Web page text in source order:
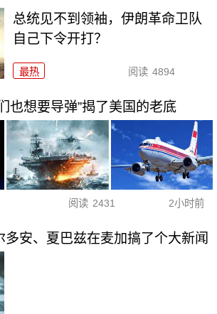
总统见不到领袖，伊朗革命卫队
自己下令开打？
最热 阅读 4894
也想要导弹”揭了美国的老底
阅读 2431 2小时前
多安、夏巴兹在麦加搞了个大新闻